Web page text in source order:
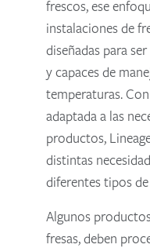
frescos, ese
instalaciones de
diseñadas para
y capaces de
temperaturas.
adaptada a las
productos,
distintas
diferentes tipos
Algunos
fresas, deben